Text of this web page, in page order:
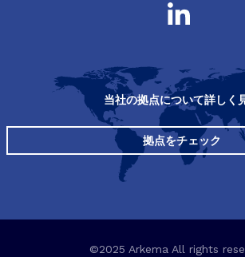
当社の拠点について詳しく
拠点をチェック
©2025 Arkema All rights